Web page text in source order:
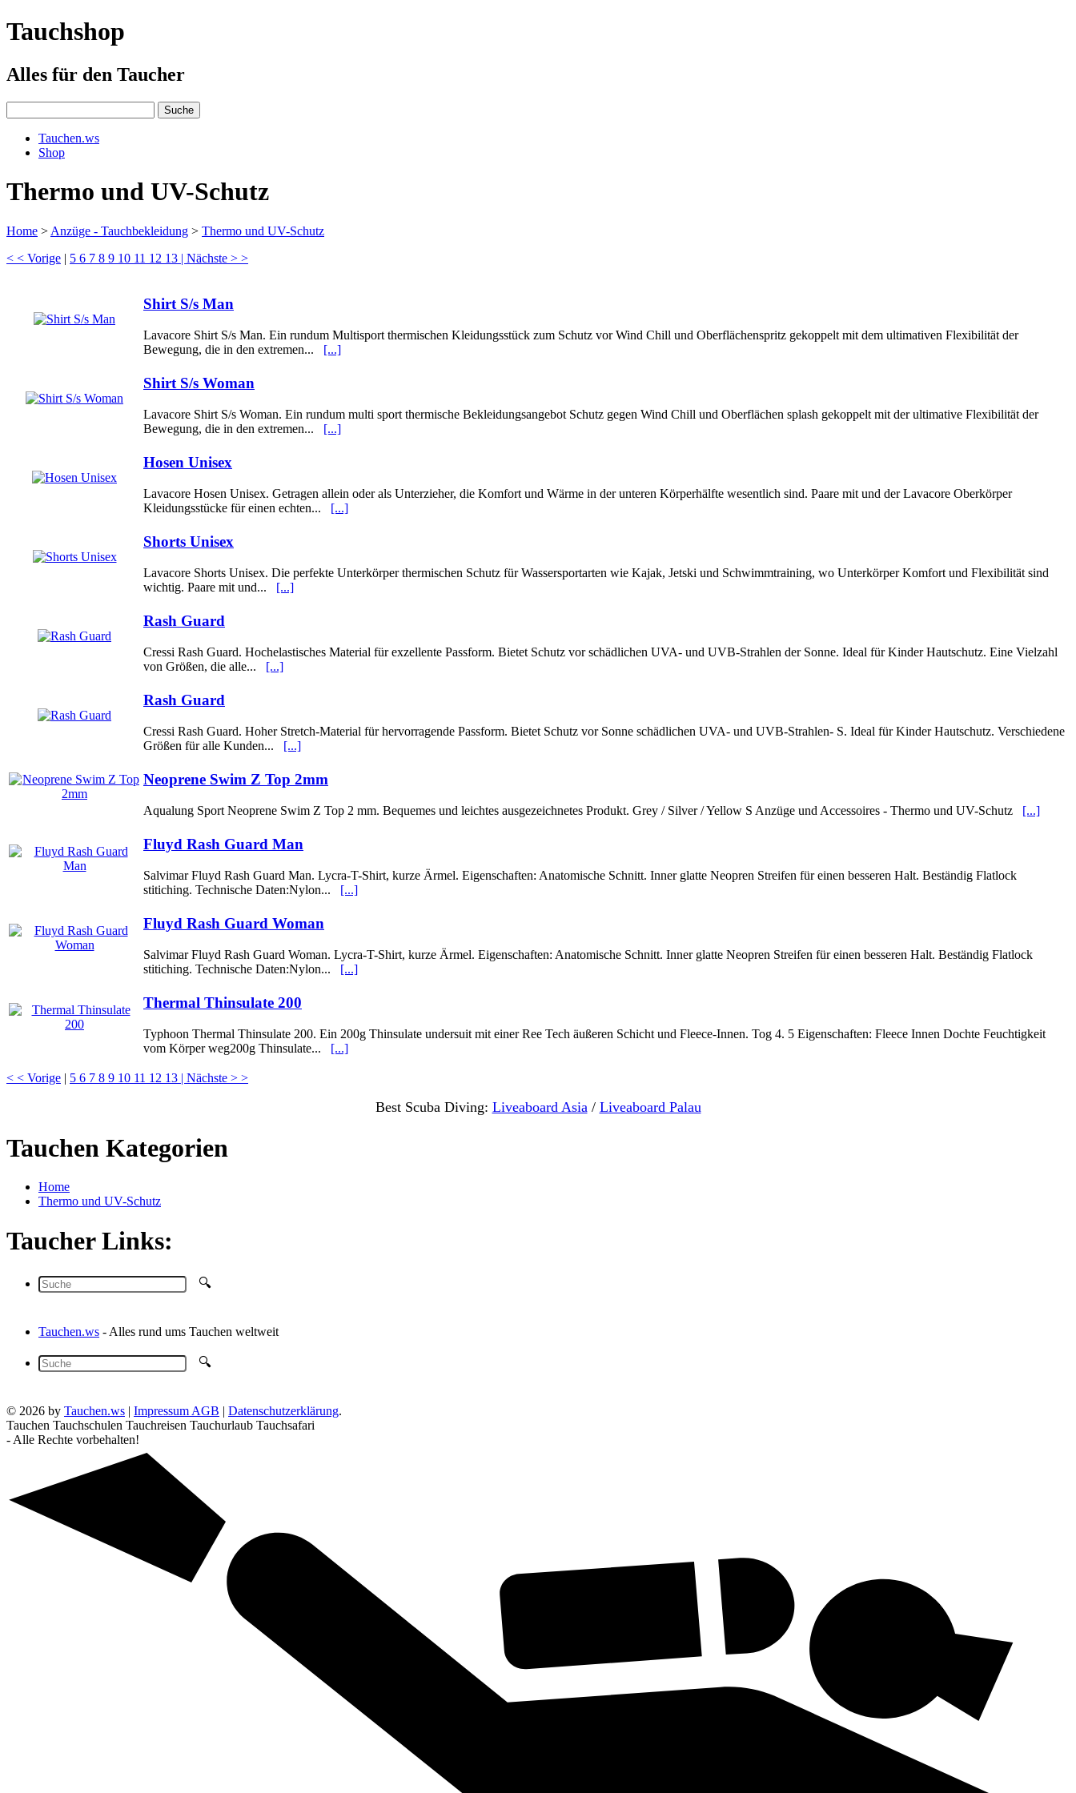
Tauchshop
Alles für den Taucher
Tauchen.ws
Shop
Thermo und UV-Schutz
Home > Anzüge - Tauchbekleidung > Thermo und UV-Schutz
< < Vorige | 5 6 7 8 9 10 11 12 13 | Nächste > >
Shirt S/s Man
Lavacore Shirt S/s Man. Ein rundum Multisport thermischen Kleidungsstück zum Schutz vor Wind Chill und Oberflächenspritz gekoppelt mit dem ultimativen Flexibilität der
Bewegung, die in den extremen... [...]
Shirt S/s Woman
Lavacore Shirt S/s Woman. Ein rundum multi sport thermische Bekleidungsangebot Schutz gegen Wind Chill und Oberflächen splash gekoppelt mit der ultimative Flexibilität der
Bewegung, die in den extremen... [...]
Hosen Unisex
Lavacore Hosen Unisex. Getragen allein oder als Unterzieher, die Komfort und Wärme in der unteren Körperhälfte wesentlich sind. Paare mit und der Lavacore Oberkörper
Kleidungsstücke für einen echten... [...]
Shorts Unisex
Lavacore Shorts Unisex. Die perfekte Unterkörper thermischen Schutz für Wassersportarten wie Kajak, Jetski und Schwimmtraining, wo Unterkörper Komfort und Flexibilität sind
wichtig. Paare mit und... [...]
Rash Guard
Cressi Rash Guard. Hochelastisches Material für exzellente Passform. Bietet Schutz vor schädlichen UVA- und UVB-Strahlen der Sonne. Ideal für Kinder Hautschutz. Eine Vielzahl
von Größen, die alle... [...]
Rash Guard
Cressi Rash Guard. Hoher Stretch-Material für hervorragende Passform. Bietet Schutz vor Sonne schädlichen UVA- und UVB-Strahlen- S. Ideal für Kinder Hautschutz. Verschiedene
Größen für alle Kunden... [...]
Neoprene Swim Z Top 2mm
Aqualung Sport Neoprene Swim Z Top 2 mm. Bequemes und leichtes ausgezeichnetes Produkt. Grey / Silver / Yellow S Anzüge und Accessoires - Thermo und UV-Schutz [...]
Fluyd Rash Guard Man
Salvimar Fluyd Rash Guard Man. Lycra-T-Shirt, kurze Ärmel. Eigenschaften: Anatomische Schnitt. Inner glatte Neopren Streifen für einen besseren Halt. Beständig Flatlock
stitiching. Technische Daten:Nylon... [...]
Fluyd Rash Guard Woman
Salvimar Fluyd Rash Guard Woman. Lycra-T-Shirt, kurze Ärmel. Eigenschaften: Anatomische Schnitt. Inner glatte Neopren Streifen für einen besseren Halt. Beständig Flatlock
stitiching. Technische Daten:Nylon... [...]
Thermal Thinsulate 200
Typhoon Thermal Thinsulate 200. Ein 200g Thinsulate undersuit mit einer Ree Tech äußeren Schicht und Fleece-Innen. Tog 4. 5 Eigenschaften: Fleece Innen Dochte Feuchtigkeit
vom Körper weg200g Thinsulate... [...]
< < Vorige | 5 6 7 8 9 10 11 12 13 | Nächste > >
Best Scuba Diving: Liveaboard Asia/ Liveaboard Palau
Tauchen Kategorien
Home
Thermo und UV-Schutz
Taucher Links:
Tauchen.ws - Alles rund ums Tauchen weltweit
© 2026 by Tauchen.ws | Impressum AGB | Datenschutzerklärung.
Tauchen Tauchschulen Tauchreisen Tauchurlaub Tauchsafari
- Alle Rechte vorbehalten!